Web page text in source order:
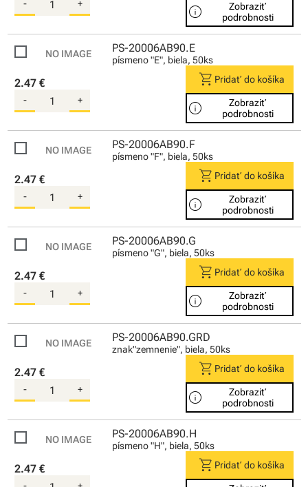
- + info
Zobraziť
podrobnosti
PS-20006AB90.E
písmeno "E", biela, 50ks
2.47 €
- +
shopping_cart Pridať do košíka
info
Zobraziť
podrobnosti
PS-20006AB90.F
písmeno "F", biela, 50ks
2.47 €
- +
shopping_cart Pridať do košíka
info
Zobraziť
podrobnosti
PS-20006AB90.G
písmeno "G", biela, 50ks
2.47 €
- +
shopping_cart Pridať do košíka
info
Zobraziť
podrobnosti
PS-20006AB90.GRD
znak"zemnenie", biela, 50ks
2.47 €
- +
shopping_cart Pridať do košíka
info
Zobraziť
podrobnosti
PS-20006AB90.H
písmeno "H", biela, 50ks
2.47 € shopping_cart Pridať do košíka